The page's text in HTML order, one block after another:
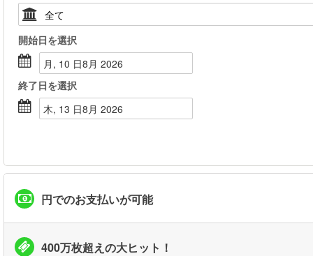
開始日を選択
月, 10 日8月 2026
終了日を選択
木, 13 日8月 2026
円でのお支払いが可能
400万枚超えの大ヒット！